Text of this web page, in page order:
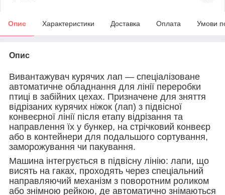
Опис Характеристики Доставка Оплата Умови
Опис
Вивантажувач курячих лап — спеціалізоване
автоматичне обладнання для лінії переробки
птиці в забійних цехах. Призначене для зняття
відрізаних курячих ніжок (лап) з підвісної
конвеєрної лінії після етапу відрізання та
направлення їх у бункер, на стрічковий конвеєр
або в контейнери для подальшого сортування,
заморожування чи пакування.
Машина інтегрується в підвісну лінію: лапи, що
висять на гаках, проходять через спеціальний
направляючий механізм з поворотним роликом
або знімною рейкою, де автоматично знімаються